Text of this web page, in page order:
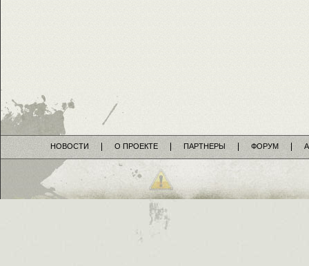
НОВОСТИ О ПРОЕКТЕ ПАРТНЕРЫ ФОРУМ